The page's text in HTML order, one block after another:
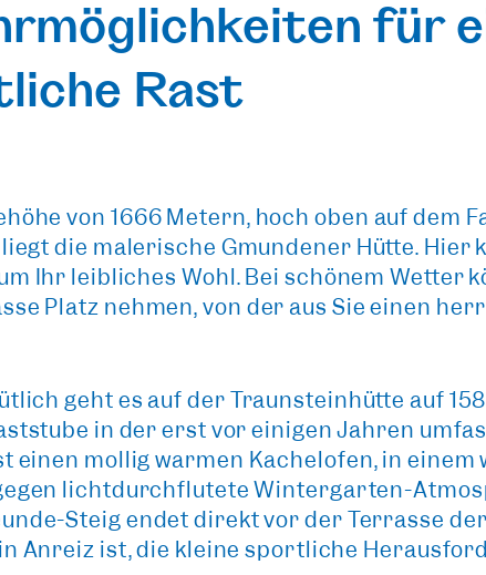
für
Rast
von 1666 Metern, hoch oben auf dem
die malerische Gmundener Hütte. Hier
Ihr leibliches Wohl. Bei schönem Wetter
Platz nehmen, von der aus Sie einen
geht es auf derTraunsteinhütte auf
in der erst vor einigen Jahren
einen mollig warmen Kachelofen, in einem
lichtdurchflutete Wintergarten-
Steig endet direkt vor der Terrasse
Anreiz ist, die kleine sportliche